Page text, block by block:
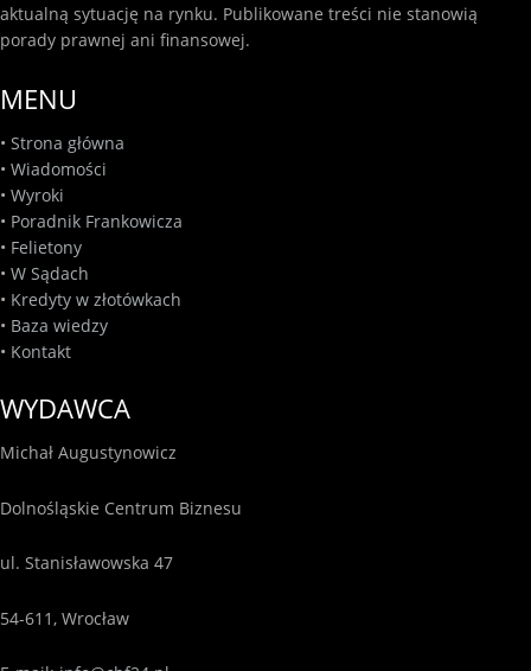
aktualną sytuację na rynku. Publikowane treści nie stanowią
porady prawnej ani finansowej.
MENU
• Strona główna
• Wiadomości
• Wyroki
• Poradnik Frankowicza
• Felietony
• W Sądach
• Kredyty w złotówkach
• Baza wiedzy
• Kontakt
WYDAWCA
Michał Augustynowicz
Dolnośląskie Centrum Biznesu
ul. Stanisławowska 47
54-611, Wrocław